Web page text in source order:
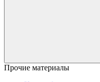
Прочие материалы